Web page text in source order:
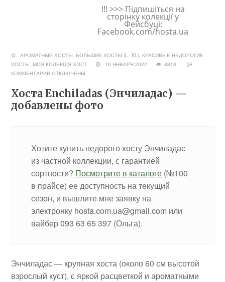
!!! >>> Підпишіться на
сторінку колекції у
Фейсбуці:
Facebook.com/hosta.ua
АРОМАТНЫЕ ХОСТЫ, БОЛЬШИЕ ХОСТЫ (L, XL), КРАСИВЫЕ НЕДОРОГИЕ
ХОСТЫ, МОЯ КОЛЕКЦІЯ ХОСТ 16 ЯНВАРЯ 2022
8813
КОММЕНТАРИИ ОТКЛЮЧЕНЫ
Хоста Enchiladas (Энчиладас) —
добавлены фото
Хотите купить недорого хосту Энчиладас
из частной коллекции, с гарантией
сортности? Посмотрите в каталоге (№100
в прайсе) ее доступность на текущий
сезон, и вышлите мне заявку на
электронку hosta.com.ua@gmail.com или
вайбер 093 63 65 397 (Ольга).
Энчиладас — крупная хоста (около 60 см высотой
взрослый куст), с яркой расцветкой и ароматными